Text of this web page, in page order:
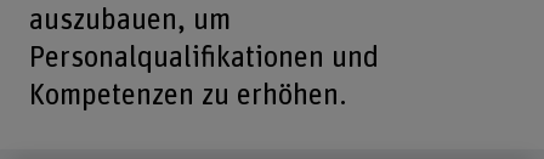
auszubauen, um
Personalqualifikationen und
Kompetenzen zu erhöhen.